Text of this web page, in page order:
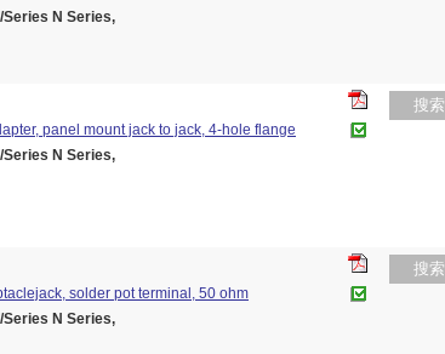
Series N Series,
panel mount jack to jack, 4-hole flange
Series N Series,
搜索
solder pot terminal, 50 ohm
Series N Series,
搜索